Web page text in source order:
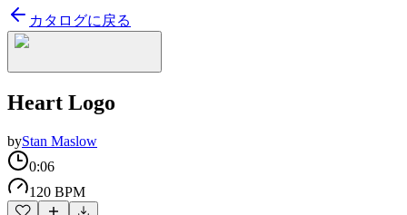
カタログに戻る
Heart Logo
byStan Maslow
0:06
120 BPM